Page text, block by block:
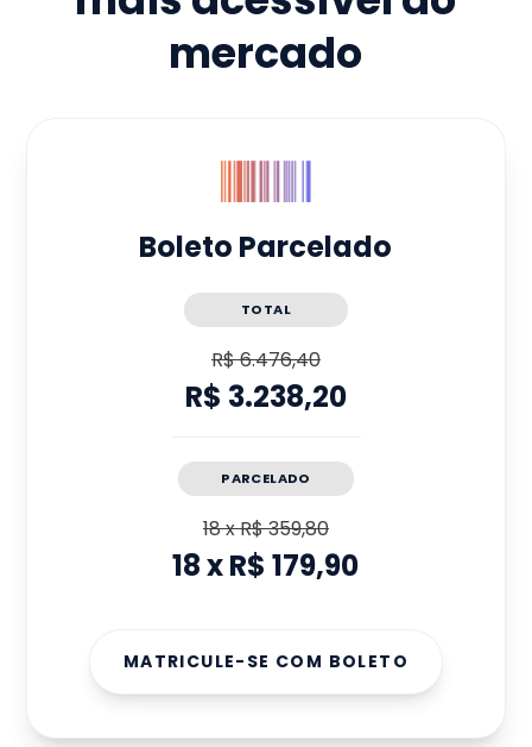
mercado
Boleto Parcelado
TOTAL
R$ 6.476,40
R$ 3.238,20
PARCELADO
18xR$ 359,80
18xR$ 179,90
MATRICULE-SE COM BOLETO